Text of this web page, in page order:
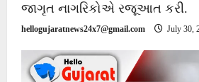
જાગૃત નાગરિકોએ રજૂઆત કરી.
hellogujaratnews24x7@gmail.com July 30,